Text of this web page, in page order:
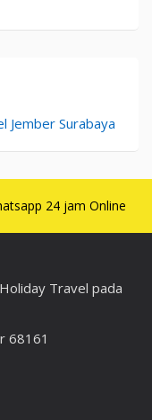
Jember Surabaya
24 jam Online
Travel pada
68161